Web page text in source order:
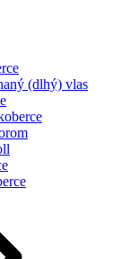
(dlhý) vlas